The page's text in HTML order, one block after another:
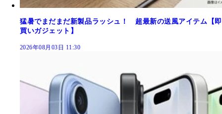
猛暑でまだまだ新製品ラッシュ！ 超最新の送風アイテム【即
買いガジェット】
2026年08月03日 11:30